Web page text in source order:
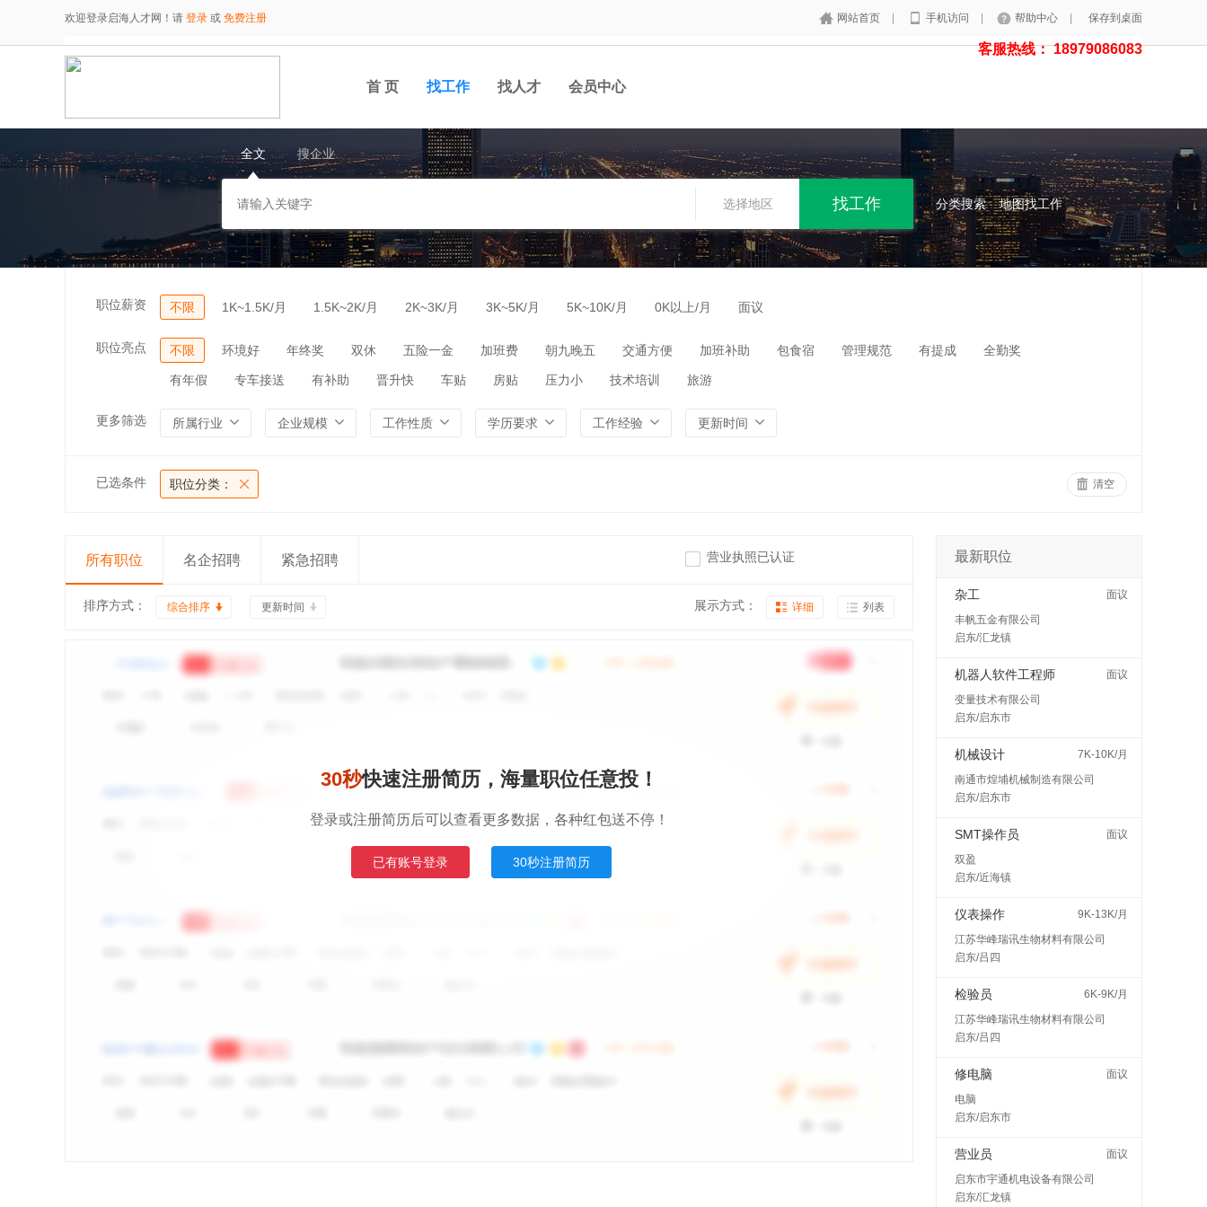
欢迎登录启海人才网！请 登录 或 免费注册 网站首页 手机访问 帮助中心 保存到桌面
客服热线： 18979086083
首 页 找工作 找人才 会员中心
全文 搜企业
选择地区 分类搜索 地图找工作
职位薪资 不限 1K~1.5K/月 1.5K~2K/月 2K~3K/月 3K~5K/月 5K~10K/月 0K以上/月 面议
职位亮点 不限 环境好 年终奖 双休 五险一金 加班费 朝九晚五 交通方便 加班补助 包食宿 管理规范 有提成 全勤奖
有年假 专车接送 有补助 晋升快 车贴 房贴 压力小 技术培训 旅游
更多筛选 所属行业 企业规模 工作性质 学历要求 工作经验 更新时间
已选条件 职位分类： 清空
所有职位 名企招聘 紧急招聘 营业执照已认证
排序方式： 综合排序 更新时间 展示方式： 详细 列表
30秒快速注册简历，海量职位任意投！
登录或注册简历后可以查看更多数据，各种红包送不停！
已有账号登录 30秒注册简历
最新职位
杂工
面议
丰帆五金有限公司
启东/汇龙镇
机器人软件工程师
面议
变量技术有限公司
启东/启东市
机械设计
7K-10K/月
南通市煌埔机械制造有限公司
启东/启东市
SMT操作员
面议
双盈
启东/近海镇
仪表操作
9K-13K/月
江苏华峰瑞讯生物材料有限公司
启东/吕四
检验员
6K-9K/月
江苏华峰瑞讯生物材料有限公司
启东/吕四
修电脑
面议
电脑
启东/启东市
营业员
面议
启东市宇通机电设备有限公司
启东/汇龙镇